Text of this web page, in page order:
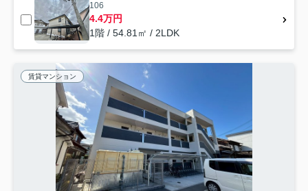
106
4.4万円
1階 / 54.81㎡ / 2LDK
賃貸マンション